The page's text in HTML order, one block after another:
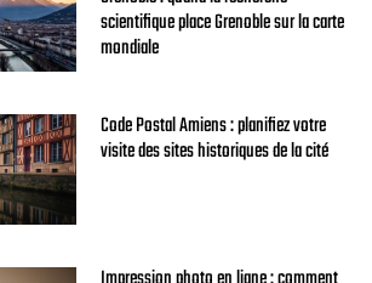
scientifique place Grenoble sur la carte
mondiale
Code Postal Amiens : planifiez votre
visite des sites historiques de la cité